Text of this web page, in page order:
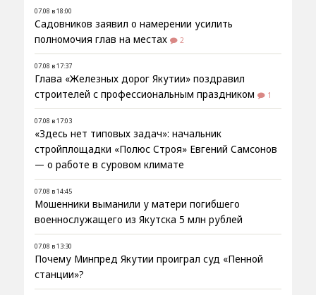
07.08 в 18:00
Садовников заявил о намерении усилить
полномочия глав на местах
2
07.08 в 17:37
Глава «Железных дорог Якутии» поздравил
строителей с профессиональным праздником
1
07.08 в 17:03
«Здесь нет типовых задач»: начальник
стройплощадки «Полюс Строя» Евгений Самсонов
— о работе в суровом климате
07.08 в 14:45
Мошенники выманили у матери погибшего
военнослужащего из Якутска 5 млн рублей
07.08 в 13:30
Почему Минпред Якутии проиграл суд «Пенной
станции»?